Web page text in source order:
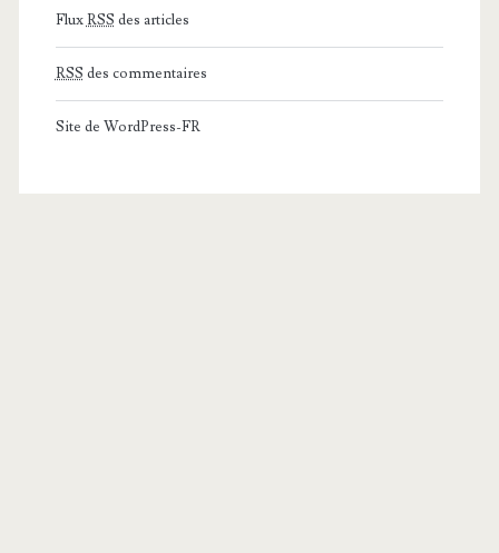
FluxRSS des articles
RSS des commentaires
Site de WordPress-FR